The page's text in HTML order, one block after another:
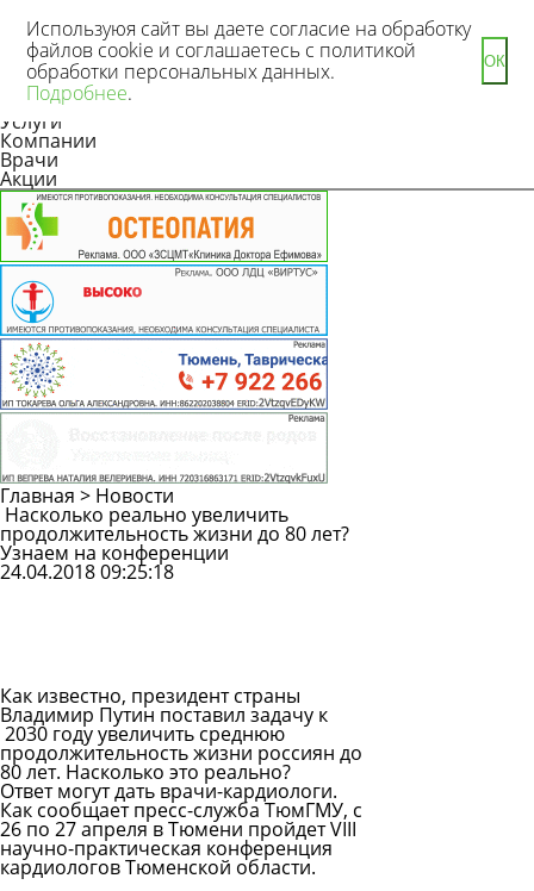
Новости
Статьи
Услуги
Компании
Врачи
Акции
Главная > Новости
Насколько реально увеличить
продолжительность жизни до 80 лет?
Узнаем на конференции
24.04.2018 09:25:18
Как известно, президент страны
Владимир Путин поставил задачу к
2030 году увеличить среднюю
продолжительность жизни россиян до
80 лет. Насколько это реально?
Ответ могут дать врачи-кардиологи.
Как сообщает пресс-служба ТюмГМУ, с
26 по 27 апреля в Тюмени пройдет VIII
научно-практическая конференция
кардиологов Тюменской области.
Используюя сайт вы даете согласие на обработку
файлов cookie и соглашаетесь с политикой
обработки персональных данных.
Подробнее.
ОК